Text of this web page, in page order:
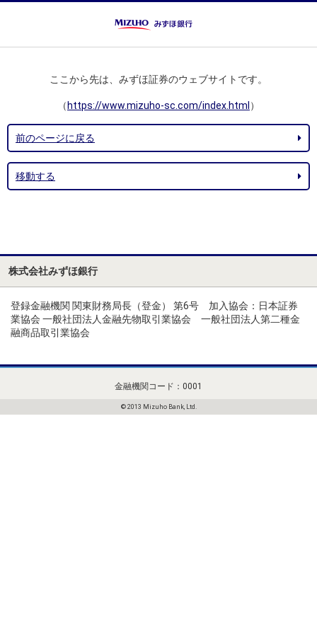
ここから先は、みずほ証券のウェブサイトです。
（ https://www.mizuho-sc.com/index.html ）
前のページに戻る
移動する
株式会社みずほ銀行
登録金融機関 関東財務局長（登金） 第6号 加入協会：日本証券
業協会 一般社団法人金融先物取引業協会 一般社団法人第二種金
融商品取引業協会
金融機関コード：0001
© 2013 Mizuho Bank, Ltd.